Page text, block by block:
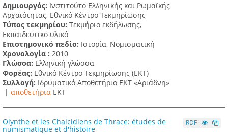
Δημιουργός: Ινστιτούτο Ελληνικής και Ρωμαϊκής
Αρχαιότητας, Εθνικό Κέντρο Τεκμηρίωσης
Τύπος τεκμηρίου: Τεκμήριο εκδήλωσης,
Εκπαιδευτικό υλικό
Επιστημονικό πεδίο: Ιστορία, Νομισματική
Χρονολογία : 2010
Γλώσσα: Ελληνική γλώσσα
Φορέας: Εθνικό Κέντρο Τεκμηρίωσης (ΕΚΤ)
Συλλογή: Ιδρυματικό Αποθετήριο ΕΚΤ «Αριάδνη»
| αποθετήρια EKT
Olynthe et les Chalcidiens de Thrace: études de
numismatique et d'histoire
RDF